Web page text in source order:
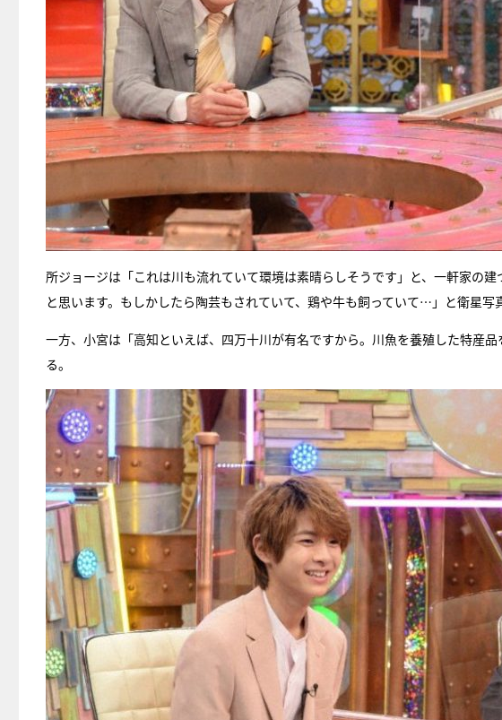
所ジョージは「これは川も流れていて環境は素晴らしそうです」と、一軒家の
と思います。もしかしたら陶芸もされていて、鶏や牛も飼っていて…」と衛星写
一方、小宮は「高知といえば、四万十川が有名ですから。川魚を養殖した特産
る。